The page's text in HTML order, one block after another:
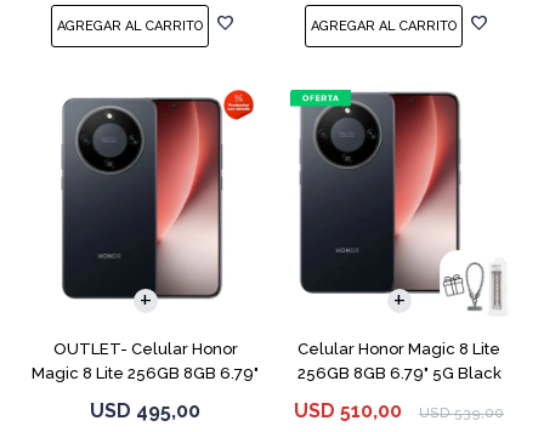
OUTLET- Celular Honor
Magic 8 Lite 256GB 8GB 6.79"
USD 495,00
Celular Honor Magic 8 Lite
256GB 8GB 6.79" 5G Black
USD 510,00 USD 539,00
COMPARAR